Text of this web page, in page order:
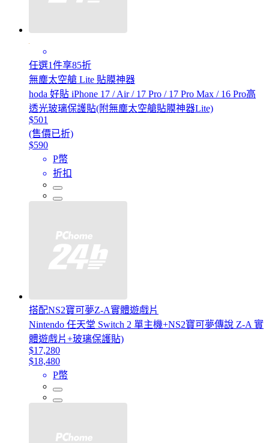
任選1件享85折
無塵太空艙 Lite 貼膜神器
hoda 好貼 iPhone 17 / Air / 17 Pro / 17 Pro Max / 16 Pro高
透光玻璃保護貼(附無塵太空艙貼膜神器Lite)
$501
(售價已折)
$590
P幣
折扣
搭配NS2寶可夢Z-A實體遊戲片
Nintendo 任天堂 Switch 2 單主機+NS2寶可夢傳說 Z-A 實
體遊戲片+玻璃保護貼)
$17,280
$18,480
P幣